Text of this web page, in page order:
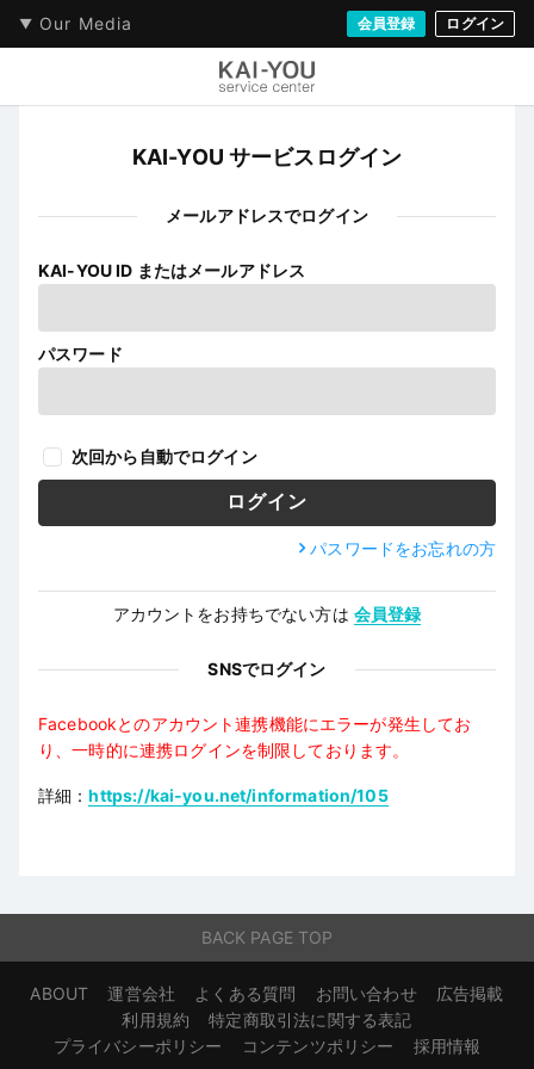
Our Media 会員登録 ログイン
KAI-YOU サービスログイン
メールアドレスでログイン
KAI-YOU ID またはメールアドレス
パスワード
次回から自動でログイン
パスワードをお忘れの方
アカウントをお持ちでない方は 会員登録
SNSでログイン
Facebookとのアカウント連携機能にエラーが発生してお
り、一時的に連携ログインを制限しております。
詳細：https://kai-you.net/information/105
BACK PAGE TOP
ABOUT 運営会社 よくある質問 お問い合わせ
広告掲載
利用規約
特定商取引法に関する表記
プライバシーポリシー
コンテンツポリシー 採用情報